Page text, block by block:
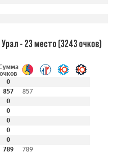
- 23 место (3243 очков)
очков
0
857
857
0
0
0
0
0
789
789